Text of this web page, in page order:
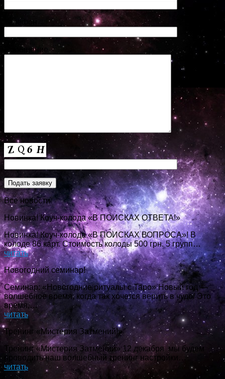
Телефон
Сообщение
Все новости
Новинка! Коуч-колода «В ПОИСКАХ ОТВЕТА!»
Новинка! Коуч-колода «В ПОИСКАХ ВОПРОСА»! В
колоде 86 карт. Стоимость колоды 500 грн. 5 групп…
читать
Новогодний семинар!
Семинар: «Новогодние ритуалы с Таро» Новый год —
волшебное время, когда так хочется верить в чудо/ Это
время,…
читать
Тренинг «Мистерия Затмений!»
Тренинг «Мистерия Затмений» 12 декабря мы будем
проводить наш волшебный тренинг настройки…
читать